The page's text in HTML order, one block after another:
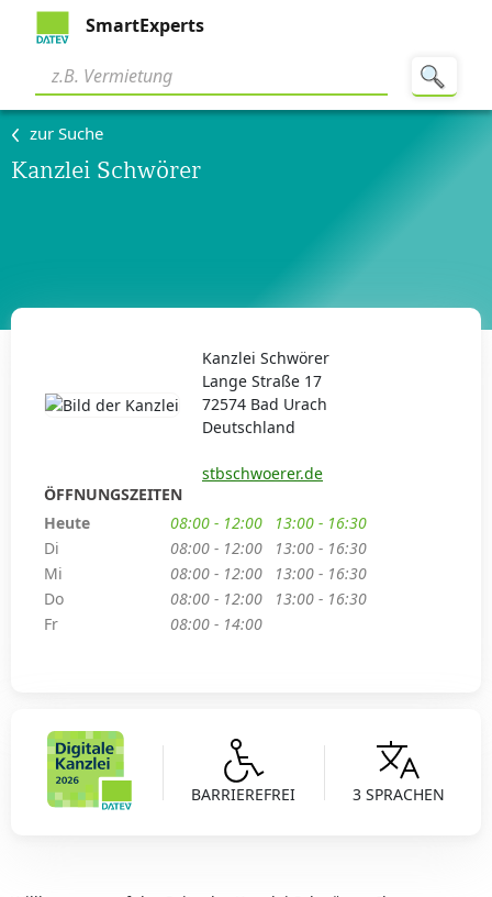
SmartExperts
zur Suche
Kanzlei Schwörer
BARRIEREFREI 3 SPRACHEN
Kanzlei Schwörer
Lange Straße 17
72574 Bad Urach
Deutschland
stbschwoerer.de
ÖFFNUNGSZEITEN
Heute
08:00 - 12:00
13:00 - 16:30
Di
08:00 - 12:00
13:00 - 16:30
Mi
08:00 - 12:00
13:00 - 16:30
Do
08:00 - 12:00
13:00 - 16:30
Fr
08:00 - 14:00